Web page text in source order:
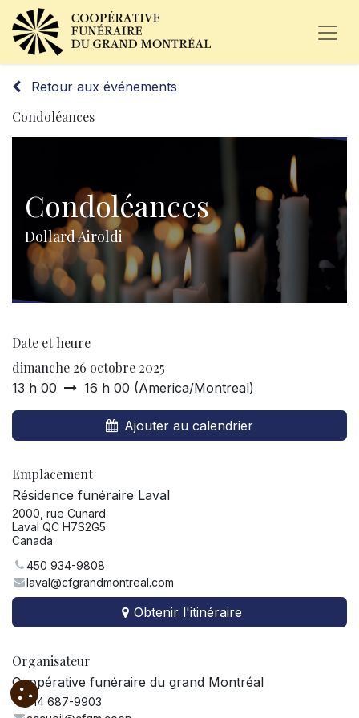
Retour aux événements
Condoléances
Condoléances
Dollard Airoldi
Date et heure
dimanche 26 octobre 2025
13 h 00 16 h 00 (America/Montreal)
Ajouter au calendrier
Emplacement
Résidence funéraire Laval
2000, rue Cunard
Laval QC H7S2G5
Canada
450 934-9808
laval@cfgrandmontreal.com
Obtenir l'itinéraire
Organisateur
Coopérative funéraire du grand Montréal
514 687-9903